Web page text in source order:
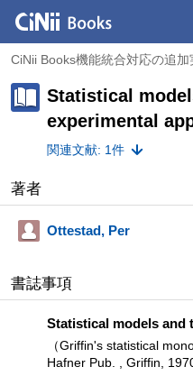
CiNii Books機能統合対応の追
Statistical
experimental
関連文献: 1件
著者
Ottestad, Per
書誌事項
Statistical models and
（Griffin's statistical
Hafner Pub. , Griffin,